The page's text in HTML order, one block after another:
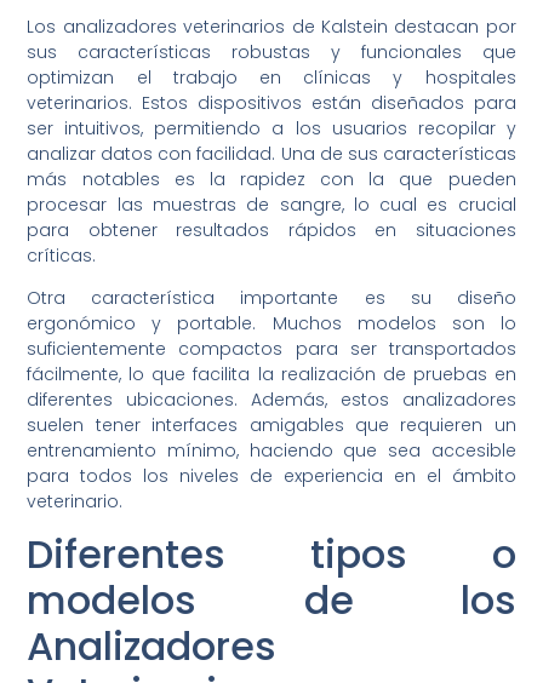
Los analizadores veterinarios de Kalstein destacan por
sus características robustas y funcionales que
optimizan el trabajo en clínicas y hospitales
veterinarios. Estos dispositivos están diseñados para
ser intuitivos, permitiendo a los usuarios recopilar y
analizar datos con facilidad. Una de sus características
más notables es la rapidez con la que pueden
procesar las muestras de sangre, lo cual es crucial
para obtener resultados rápidos en situaciones
críticas.
Otra característica importante es su diseño
ergonómico y portable. Muchos modelos son lo
suficientemente compactos para ser transportados
fácilmente, lo que facilita la realización de pruebas en
diferentes ubicaciones. Además, estos analizadores
suelen tener interfaces amigables que requieren un
entrenamiento mínimo, haciendo que sea accesible
para todos los niveles de experiencia en el ámbito
veterinario.
Diferentes tipos o
modelos de los
Analizadores